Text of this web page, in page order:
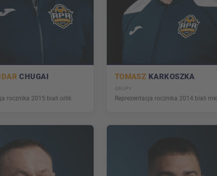
CHUGAI
rocznika 2015 biali orlik
TOMASZ KARKOSZKA
GRUPY
Reprezentacja rocznika 2014 biali